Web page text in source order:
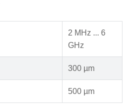
2 MHz ... 6
GHz
300 µm
500 µm